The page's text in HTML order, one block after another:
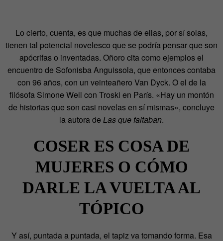
Lo cierto, cuenta, es que muchas de ellas, por sí solas,
tienen tal potencial novelesco que se podría pensar que son
apócrifas o inventadas. Oñoro cita como ejemplos el
encuentro de Sofonisba Anguissola, que entonces contaba
con 96 años, con un veinteañero Van Dyck. O el de la
filósofa Simone Weil con Troski en París. «Hay un montón
de historias que son casi novelas en sí mismas», concluye
la autora de Las que faltaban.
COSER ES COSA DE
MUJERES O CÓMO
DARLE LA VUELTA AL
TÓPICO
Y así, puntada a puntada, el tapiz va tomando forma. Esa